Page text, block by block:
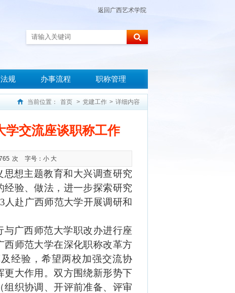
返回广西艺术学院
规 办事流程 职称管理
当前位置： 首页 > 党建工作 > 详细内容
学交流座谈职称工作
次 字号： 小 大
想主题教育和大兴调查研究
经验、做法，进一步探索研究
3人 赴广西师范大学开展调研和
与广西师范大学职改办进行座
西师范大学在深化职称改革方
经验，希望两校加强交流协
更大作用。双方围绕新形势下
组织协调、开评前准备、评审